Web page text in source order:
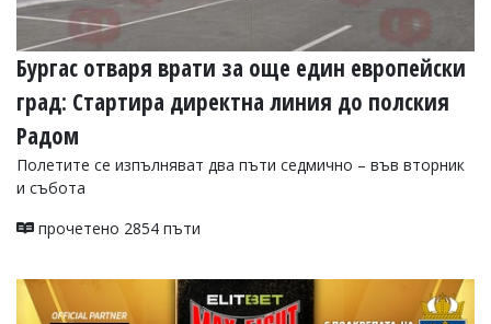
Бургас отваря врати за още един европейски
град: Стартира директна линия до полския
Радом
Полетите се изпълняват два пъти седмично – във вторник
и събота
прочетено 2854 пъти